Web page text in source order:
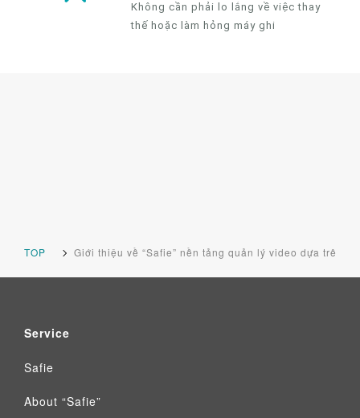
Không cần phải lo lắng về việc thay
thế hoặc làm hỏng máy ghi
TOP Giới thiệu về “Safie” nền tảng quản lý video dựa trên
Service
Safie
About “Safie”